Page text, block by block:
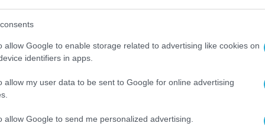
allow Google to enable storage related to advertising like cookies on
identifiers in apps.
allow my user data to be sent to Google for online advertising
allow Google to send me personalized advertising.
τις ισχυρές δυνατότητες που οι χρήστες
δεκαετίες έχουμε δημιουργήσει την
νοημοσύνη επόμενης γενιάς που
Σχεδιάζουμε και δοκιμάζουμε το λογισμικό
Τώρα όλα αυτά τα κάνουμε διαθέσιμα με